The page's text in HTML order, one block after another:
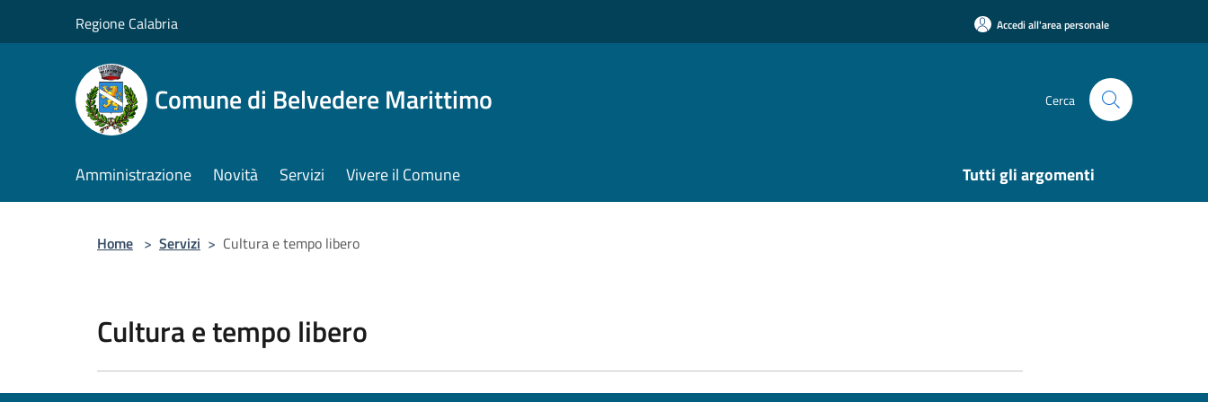
Regione Calabria Accedi all'area personale
Comune di Belvedere Marittimo Cerca
Amministrazione Novità Servizi Vivere il Comune Tutti gli argomenti
Home > Servizi > Cultura e tempo libero
Cultura e tempo libero